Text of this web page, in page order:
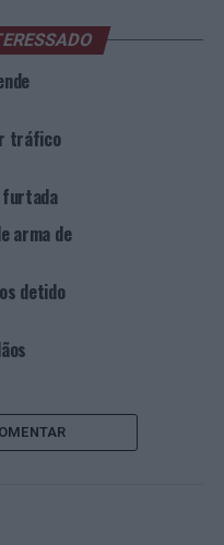
do Dia Internacional
quer colocar o foco
tráfico
furtada
arma de
detido